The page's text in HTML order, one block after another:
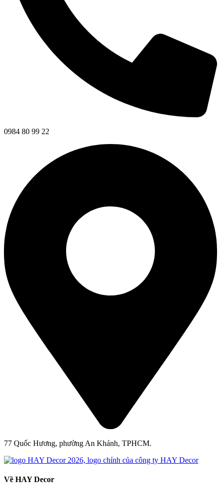
0984 80 99 22
77 Quốc Hương, phường An Khánh, TPHCM.
Về HAY Decor